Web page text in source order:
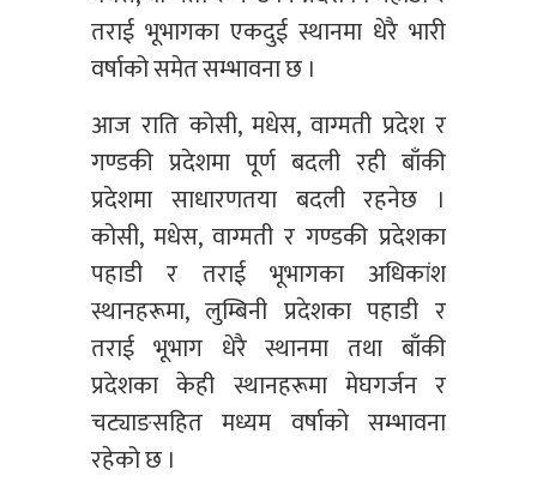
तराई भूभागका एकदुई स्थानमा धेरै भारी
वर्षाको समेत सम्भावना छ ।
आज राति कोसी, मधेस, वाग्मती प्रदेश र
गण्डकी प्रदेशमा पूर्ण बदली रही बाँकी
प्रदेशमा साधारणतया बदली रहनेछ ।
कोसी, मधेस, वाग्मती र गण्डकी प्रदेशका
पहाडी र तराई भूभागका अधिकांश
स्थानहरूमा, लुम्बिनी प्रदेशका पहाडी र
तराई भूभाग धेरै स्थानमा तथा बाँकी
प्रदेशका केही स्थानहरूमा मेघगर्जन र
चट्याङसहित मध्यम वर्षाको सम्भावना
रहेको छ ।